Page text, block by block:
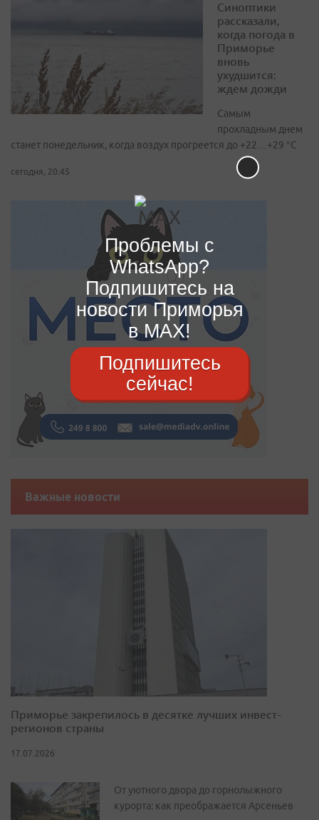
Синоптики
рассказали,
когда погода в
Приморье
вновь
ухудшится:
ждем дожди
Самым
прохладным днем
станет понедельник, когда воздух прогреется до +22…+29 °С
сегодня, 20:45
Важные новости
Приморье закрепилось в десятке лучших инвест-
регионов страны
17.07.2026
От уютного двора до горнолыжного
курорта: как преображается Арсеньев
Проблемы с
WhatsApp?
Подпишитесь на
новости Приморья
в MAX!
Подпишитесь
сейчас!